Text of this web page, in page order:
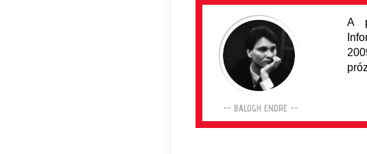
-- BALOGH ENDRE --
A